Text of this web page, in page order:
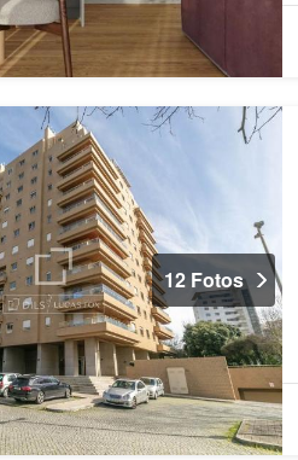
12 Fotos